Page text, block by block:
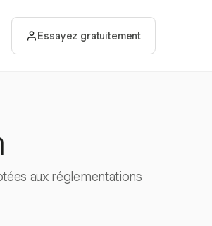
Essayez gratuitement
aux réglementations